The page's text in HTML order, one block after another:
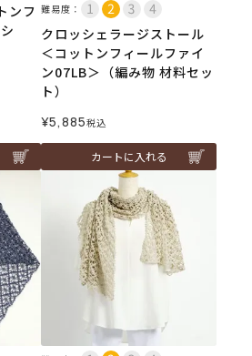
ンフ 難易度：
クロッシェラージストール
＜コットンフィールファイ
ン07LB＞（編み物 材料セッ
ト）
¥5,885税込
カートに入れる